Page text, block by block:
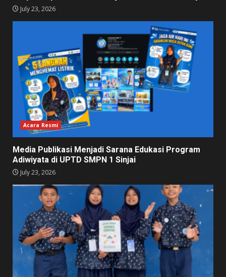
July 23, 2026
Acara Resmi
Media Publikasi Menjadi Sarana Edukasi Program
Adiwiyata di UPTD SMPN 1 Sinjai
July 23, 2026